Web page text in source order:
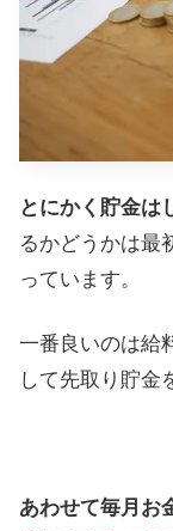
とにかく貯金は
るかどうかは最
っています。
一番良いのは給
して先取り貯金
あわせて毎月お